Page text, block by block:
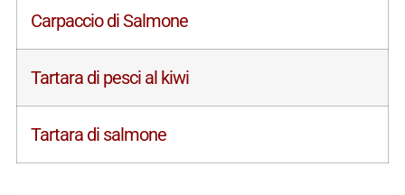
Carpaccio di Salmone
Tartara di pesci al kiwi
Tartara di salmone